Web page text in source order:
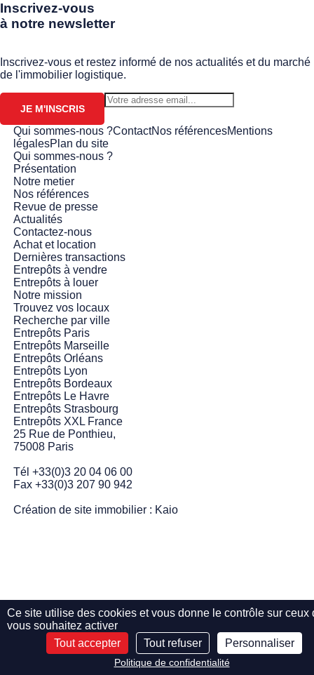
Inscrivez-vous
à notre newsletter
Inscrivez-vous et restez informé de nos actualités et du marché
de l'immobilier logistique.
JE M'INSCRIS
Qui sommes-nous ?ContactNos référencesMentions
légalesPlan du site
Qui sommes-nous ?
Présentation
Notre metier
Nos références
Revue de presse
Actualités
Contactez-nous
Achat et location
Dernières transactions
Entrepôts à vendre
Entrepôts à louer
Notre mission
Trouvez vos locaux
Recherche par ville
Entrepôts Paris
Entrepôts Marseille
Entrepôts Orléans
Entrepôts Lyon
Entrepôts Bordeaux
Entrepôts Le Havre
Entrepôts Strasbourg
Entrepôts XXL France
25 Rue de Ponthieu,
75008 Paris
Tél +33(0)3 20 04 06 00
Fax +33(0)3 207 90 942
Création de site immobilier : Kaio
Ce site utilise des cookies et vous donne le contrôle sur ceux
vous souhaitez activer
Tout accepter
Tout refuser Personnaliser
Politique de confidentialité